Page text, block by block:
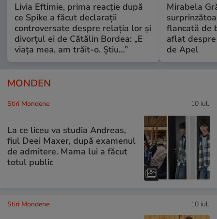
Livia Eftimie, prima reacție după
ce Spike a făcut declarații
controversate despre relația lor și
divorțul ei de Cătălin Bordea: „E
viața mea, am trăit-o. Știu…”
Mirabela
flancată de
aflat
de Apel
MONDEN
Stiri Mondene 10 iul.
La ce liceu va studia Andreas,
fiul Deei Maxer, după examenul
de admitere. Mama lui a făcut
totul public
Stiri Mondene 10 iul.